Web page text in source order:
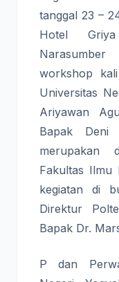
tanggal 23 –
Hotel
workshop
Universitas
Ariyawan
Bapak Deni
merupakan
Fakultas Ilmu
kegiatan di
Direktur
Bapak Dr.
P dan